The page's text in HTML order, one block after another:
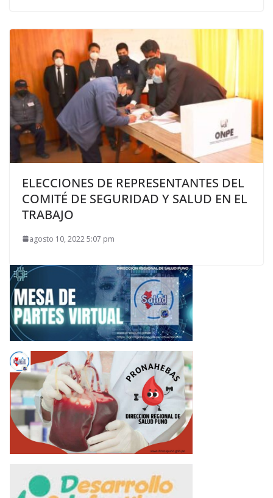
ELECCIONES DE REPRESENTANTES DEL
COMITÉ DE SEGURIDAD Y SALUD EN EL
TRABAJO
agosto 10, 2022 5:07 pm